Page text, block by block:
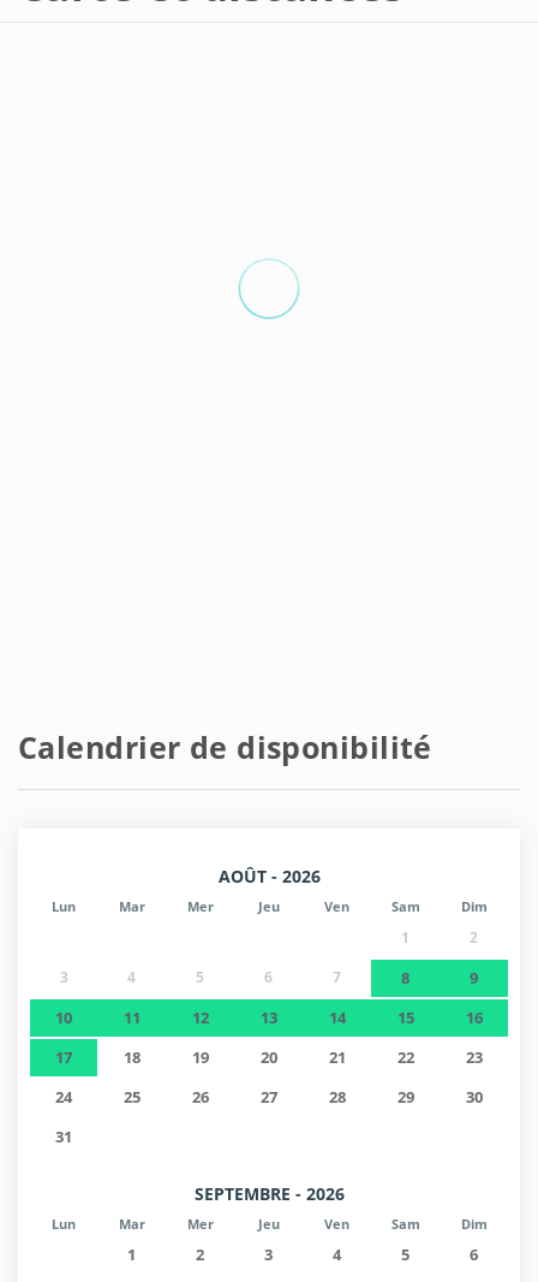
Calendrier de disponibilité
AOÛT - 2026
Lun Mar Mer Jeu Ven Sam Dim
1
2
3
4 5 6 7 8
9
10
11 12 13 14 15
16
17
18 19 20 21 22
23
24
25 26 27 28 29
30
31
SEPTEMBRE - 2026
Lun Mar Mer Jeu Ven Sam Dim
1 2 3 4 5
6